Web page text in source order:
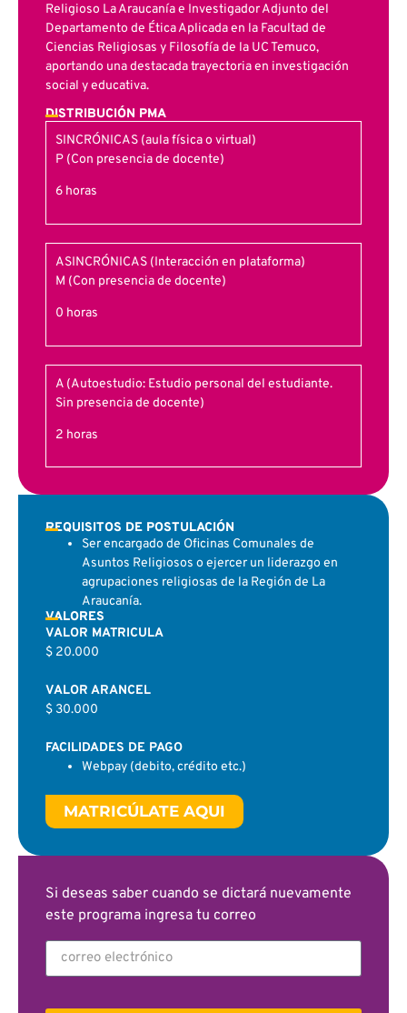
Religioso La Araucanía e Investigador Adjunto del
Departamento de Ética Aplicada en la Facultad de
Ciencias Religiosas y Filosofía de la UC Temuco,
aportando una destacada trayectoria en investigación
social y educativa.
DISTRIBUCIÓN PMA
SINCRÓNICAS (aula física o virtual)
P (Con presencia de docente)
6 horas
ASINCRÓNICAS (Interacción en plataforma)
M (Con presencia de docente)
0 horas
A (Autoestudio: Estudio personal del estudiante.
Sin presencia de docente)
2 horas
REQUISITOS DE POSTULACIÓN
Ser encargado de Oficinas Comunales de
Asuntos Religiosos o ejercer un liderazgo en
agrupaciones religiosas de la Región de La
Araucanía.
VALORES
VALOR MATRICULA
$ 20.000
VALOR ARANCEL
$ 30.000
FACILIDADES DE PAGO
Webpay (debito, crédito etc.)
MATRICÚLATE AQUI
Si deseas saber cuando se dictará nuevamente
este programa ingresa tu correo